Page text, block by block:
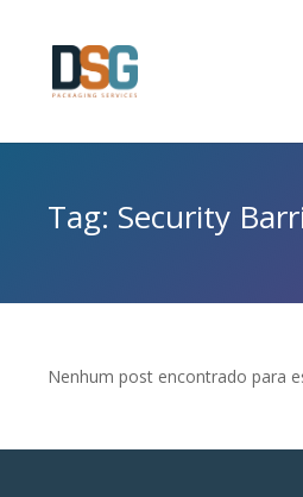
Tag: Security
Nenhum post encontrado para